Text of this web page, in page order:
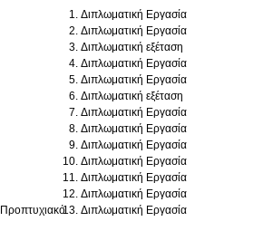
Προπτυχιακό
Διπλωματική Εργασία
Διπλωματική Εργασία
Διπλωματική εξέταση
Διπλωματική Εργασία
Διπλωματική Εργασία
Διπλωματική εξέταση
Διπλωματική Εργασία
Διπλωματική Εργασία
Διπλωματική Εργασία
Διπλωματική Εργασία
Διπλωματική Εργασία
Διπλωματική Εργασία
Διπλωματική Εργασία